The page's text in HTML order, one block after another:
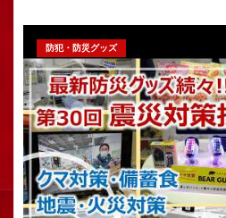
防犯・防災グッズ